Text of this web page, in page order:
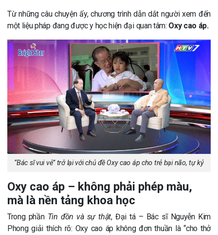
Từ những câu chuyện ấy, chương trình dẫn dắt người xem đến
một liệu pháp đang được y học hiện đại quan tâm: Oxy cao áp.
“Bác sĩ vui vẻ” trở lại với chủ đề Oxy cao áp cho trẻ bại não, tự kỷ
Oxy cao áp – không phải phép màu,
mà là nền tảng khoa học
Trong phần Tin đồn và sự thật, Đại tá – Bác sĩ Nguyễn Kim
Phong giải thích rõ: Oxy cao áp không đơn thuần là “cho thở